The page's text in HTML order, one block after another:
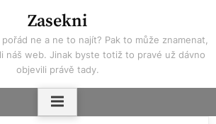
Zasekni
ne a ne to najít? Pak to může znamenat,
náš web. Jinak byste totiž to pravé už dávno
objevili právě tady.